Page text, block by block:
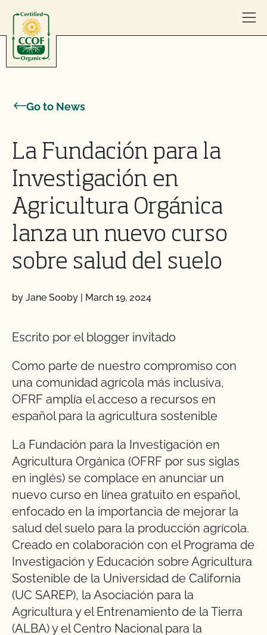
Go to News
La Fundación para la
Investigación en
Agricultura Orgánica
lanza un nuevo curso
sobre salud del suelo
by Jane Sooby | March 19, 2024
Escrito por el blogger invitado
Como parte de nuestro compromiso con
una comunidad agrícola más inclusiva,
OFRF amplía el acceso a recursos en
español para la agricultura sostenible
La Fundación para la Investigación en
Agricultura Orgánica (OFRF por sus siglas
en inglés) se complace en anunciar un
nuevo curso en línea gratuito en español,
enfocado en la importancia de mejorar la
salud del suelo para la producción agrícola.
Creado en colaboración con el Programa de
Investigación y Educación sobre Agricultura
Sostenible de la Universidad de California
(UC SAREP), la Asociación para la
Agricultura y el Entrenamiento de la Tierra
(ALBA) y el Centro Nacional para la